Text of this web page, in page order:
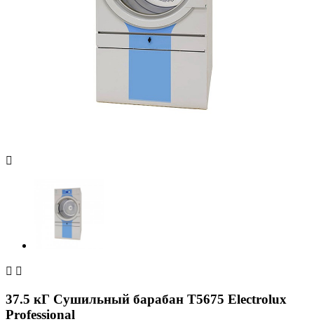

 
37.5 кГ Сушильный барабан Т5675 Electrolux
Professional